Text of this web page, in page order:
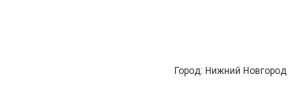
Город: Нижний Новгород